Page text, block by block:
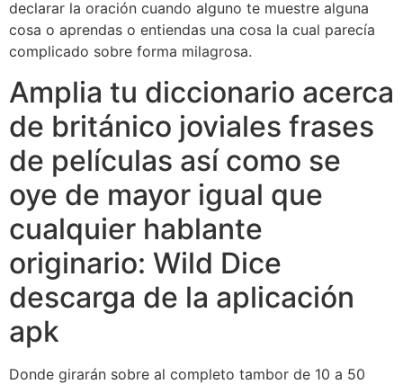
declarar la oración cuando alguno te muestre alguna
cosa o aprendas o entiendas una cosa la cual parecía
complicado sobre forma milagrosa.
Amplia tu diccionario acerca
de británico joviales frases
de películas así­ como se
oye de mayor igual que
cualquier hablante
originario: Wild Dice
descarga de la aplicación
apk
Donde girarán sobre al completo tambor de 10 a 50